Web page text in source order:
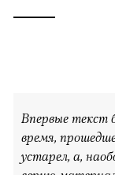
Впервые текст
время,
устарел, а,